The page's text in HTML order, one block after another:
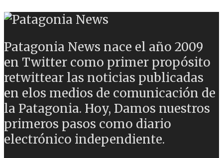
Patagonia News nace el año 2009
en Twitter como primer propósito
retwittear las noticias publicadas
en elos medios de comunicación de
la Patagonia. Hoy, Damos nuestros
primeros pasos como diario
electrónico independiente.